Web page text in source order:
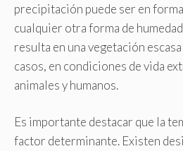
precipitación puede ser en
cualquier otra forma de
resulta en una vegetación
casos, en condiciones de vida
animales y humanos.
Es importante destacar que la
factor determinante. Existen